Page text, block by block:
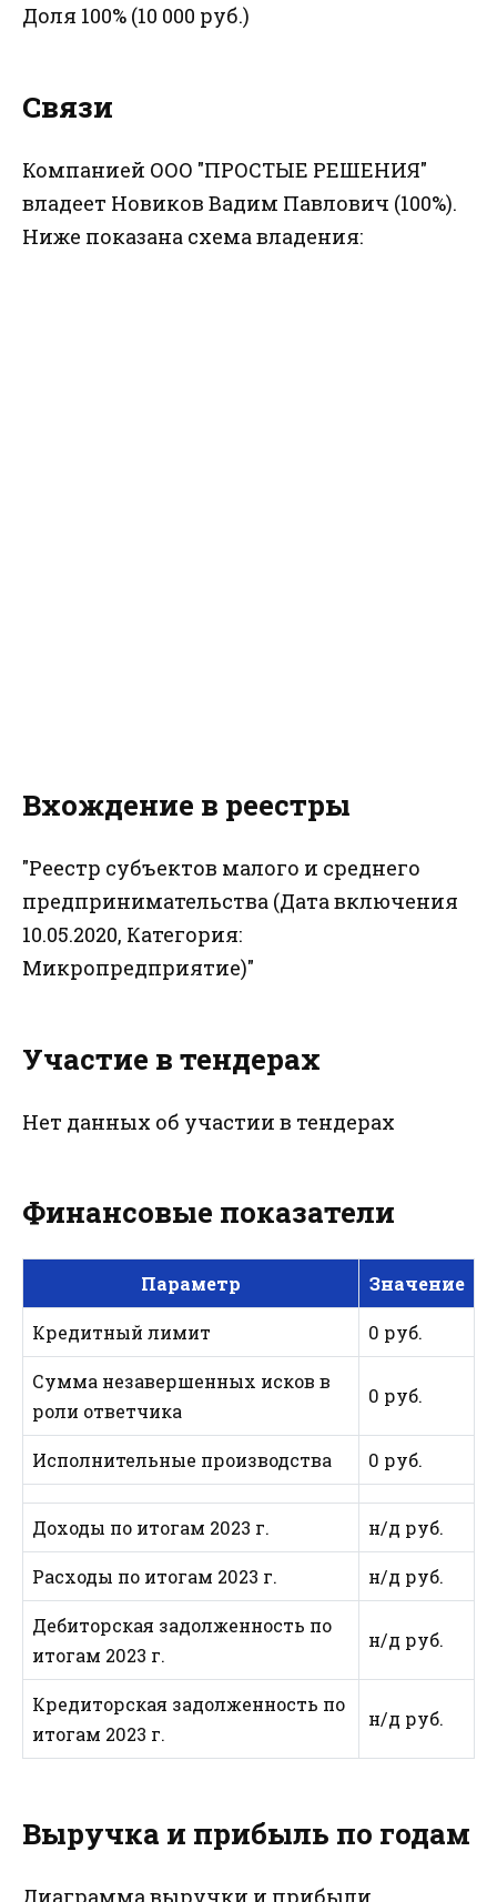
Доля 100% (10 000 руб.)
Связи
Компанией ООО "ПРОСТЫЕ РЕШЕНИЯ"
владеет Новиков Вадим Павлович (100%).
Ниже показана схема владения:
Вхождение в реестры
"Реестр субъектов малого и среднего
предпринимательства (Дата включения
10.05.2020, Категория:
Микропредприятие)"
Участие в тендерах
Нет данных об участии в тендерах
Финансовые показатели
Параметр Значение
Кредитный лимит 0 руб.
Сумма незавершенных исков в
роли ответчика
0 руб.
Исполнительные производства 0 руб.
Доходы по итогам 2023 г. н/д руб.
Расходы по итогам 2023 г. н/д руб.
Дебиторская задолженность по
итогам 2023 г.
н/д руб.
Кредиторская задолженность по
итогам 2023 г.
н/д руб.
Выручка и прибыль по годам
Диаграмма выручки и прибыли